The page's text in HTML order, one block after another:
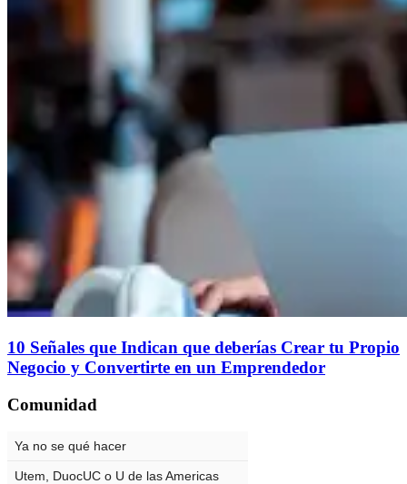
10 Señales que Indican que deberías Crear tu Propio
Negocio y Convertirte en un Emprendedor
Comunidad